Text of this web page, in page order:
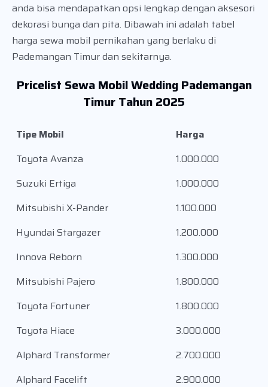
anda bisa mendapatkan opsi lengkap dengan aksesori
dekorasi bunga dan pita. Dibawah ini adalah tabel
harga sewa mobil pernikahan yang berlaku di
Pademangan Timur dan sekitarnya.
Pricelist Sewa Mobil Wedding Pademangan
Timur Tahun 2025
Tipe Mobil
Harga
Toyota Avanza
1.000.000
Suzuki Ertiga
1.000.000
Mitsubishi X-Pander
1.100.000
Hyundai Stargazer
1.200.000
Innova Reborn
1.300.000
Mitsubishi Pajero
1.800.000
Toyota Fortuner
1.800.000
Toyota Hiace
3.000.000
Alphard Transformer
2.700.000
Alphard Facelift
2.900.000